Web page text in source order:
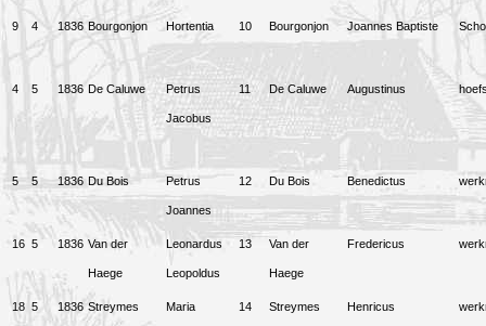
9 4 1836 Bourgonjon Hortentia 10 Bourgonjon Joannes Baptiste
4 5 1836 De Caluwe Petrus
Jacobus
11 De Caluwe Augustinus
5 5 1836 Du Bois Petrus
Joannes
12 Du Bois Benedictus
16 5 1836 Van der
Haege
Leonardus
Leopoldus
13 Van der
Haege
Fredericus
18 5 1836 Streymes Maria 14 Streymes Henricus